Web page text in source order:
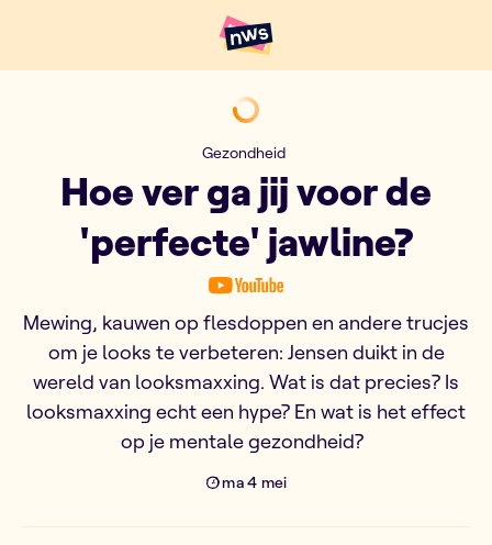
Hoofdpunten VRT NWS
Hoe ver ga jij voor de
Gezondheid
Hoe ver ga jij voor de
'perfecte' jawline?
Mewing, kauwen op flesdoppen en andere trucjes
om je looks te verbeteren: Jensen duikt in de
wereld van looksmaxxing. Wat is dat precies? Is
looksmaxxing echt een hype? En wat is het effect
op je mentale gezondheid?
ma 4 mei